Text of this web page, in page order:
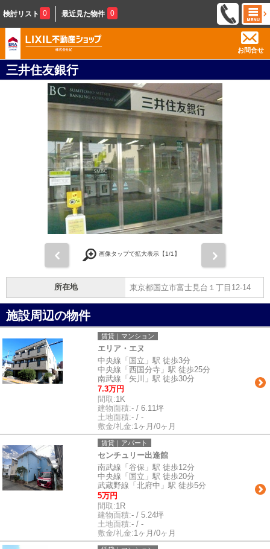
検討リスト 0 最近見た物件 0
お問合せ
三井住友銀行
画像タップで拡大表示【1/1】
所在地 東京都国立市富士見台１丁目12-14
施設周辺の物件
賃貸｜マンション
エリア・エヌ
中央線「国立」駅 徒歩3分
中央線「西国分寺」駅 徒歩25分
南武線「矢川」駅 徒歩30分
7.3万円
間取:1K
建物面積:- / 6.11坪
土地面積:- / -
敷金/礼金:1ヶ月/0ヶ月
賃貸｜アパート
センチュリー出逢館
南武線「谷保」駅 徒歩12分
中央線「国立」駅 徒歩20分
武蔵野線「北府中」駅 徒歩5分
5万円
間取:1R
建物面積:- / 5.24坪
土地面積:- / -
敷金/礼金:1ヶ月/0ヶ月